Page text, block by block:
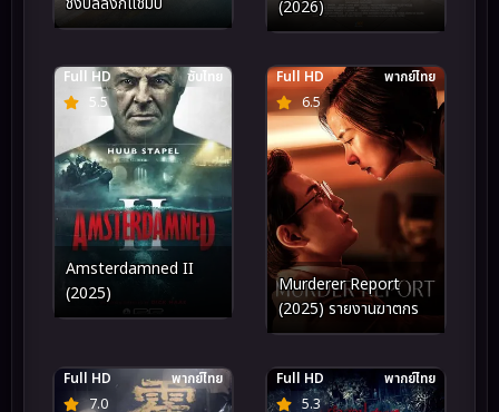
(2026)
5.5
Full HD ซับไทย
Amsterdamned II
(2025)
6.5
Full HD พากย์ไทย
Murderer Report
(2025) รายงานฆาตกร
7.0
Full HD พากย์ไทย
5.3
Full HD พากย์ไทย